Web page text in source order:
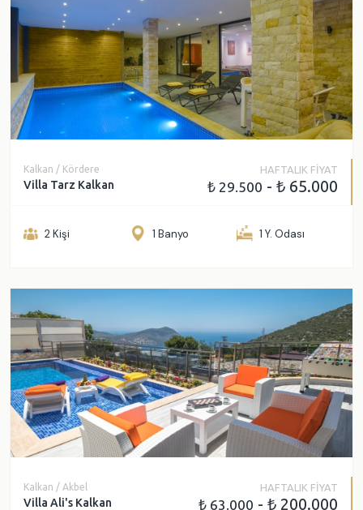
Kalkan / Kördere
Villa Tarz Kalkan
HAFTALIK FİYAT
₺ 29.500 - ₺ 65.000
2 Kişi 1 Banyo 1 Y. Odası
Kalkan / Akbel
Villa Ali's Kalkan
HAFTALIK FİYAT
₺ 63.000 - ₺ 200.000